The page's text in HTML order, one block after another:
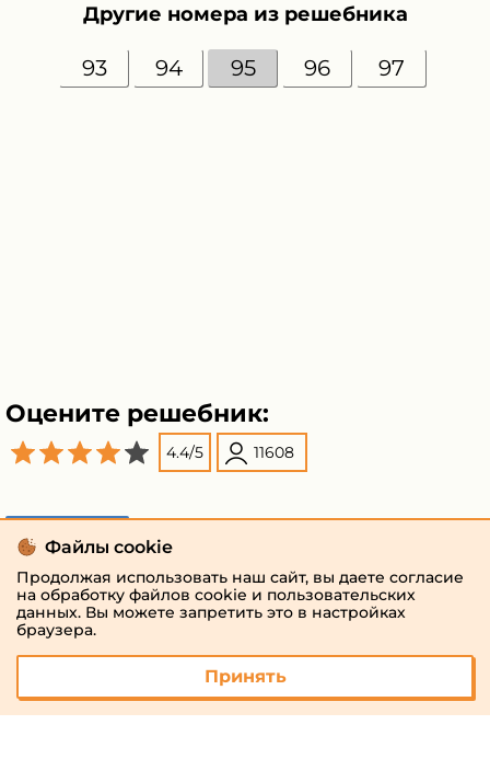
Другие номера из решебника
93 94 95 96 97
Оцените решебник:
4.4/5 11608
Файлы cookie
Продолжая использовать наш сайт, вы даете согласие
на обработку файлов cookie и пользовательских
данных. Вы можете запретить это в настройках
браузера.
Принять